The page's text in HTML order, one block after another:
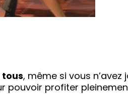
, même si vous
pouvoir profiter